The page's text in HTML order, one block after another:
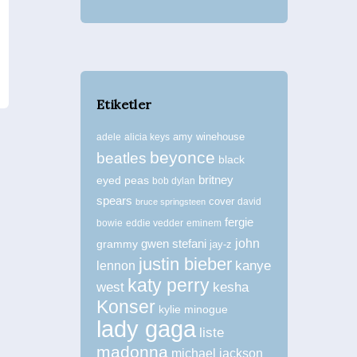
Etiketler
adele alicia keys amy winehouse
beatles beyonce black
eyed peas bob dylan britney
spears bruce springsteen cover david
bowie eddie vedder eminem fergie
grammy gwen stefani jay-z john
lennon justin bieber kanye
west katy perry kesha
Konser kylie minogue
lady gaga liste
madonna michael jackson